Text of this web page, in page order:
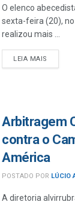
O elenco
sexta-feira (20),
realizou mais ...
LEIA MAIS
Arbitragem
contra o
América
POSTADO POR LÚCIO
A diretoria